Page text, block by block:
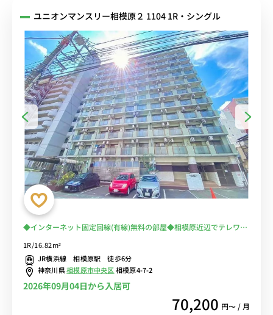
ユニオンマンスリー相模原２ 1104 1R・シングル
◆インターネット固定回線(有線)無料の部屋◆相模原近辺でテレワー
1R/16.82m²
JR横浜線 相模原駅 徒歩6分
神奈川県相模原市中央区相模原4-7-2
2026年09月04日から入居可
70,200 円〜 / 月